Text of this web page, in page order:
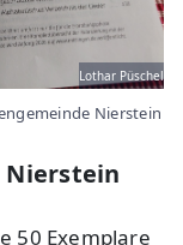
Lothar Püschel
Nierstein
Nierstein
50 Exemplare